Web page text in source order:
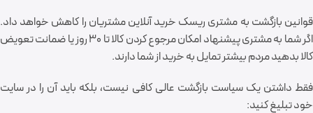
قوانین بازگشت به مشتری ریسک خرید آنلاین مشتریان را کاهش خواهد داد.
اگر شما به مشتری پیشنهاد امکان مرجوع کردن کالا تا 30 روز یا ضمانت تعویض
کالا بدهید مردم بیشتر تمایل به خرید از شما دارند.
فقط داشتن یک سیاست بازگشت عالی کافی نیست، بلکه باید آن را در سایت
خود تبلیغ کنید: